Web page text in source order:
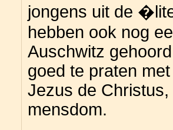
jongens uit de
hebben ook nog
Auschwitz
goed te praten
Jezus de
mensdom.